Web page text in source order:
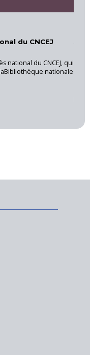
du CNCEJ
national du CNCEJ, qui
nationale
La